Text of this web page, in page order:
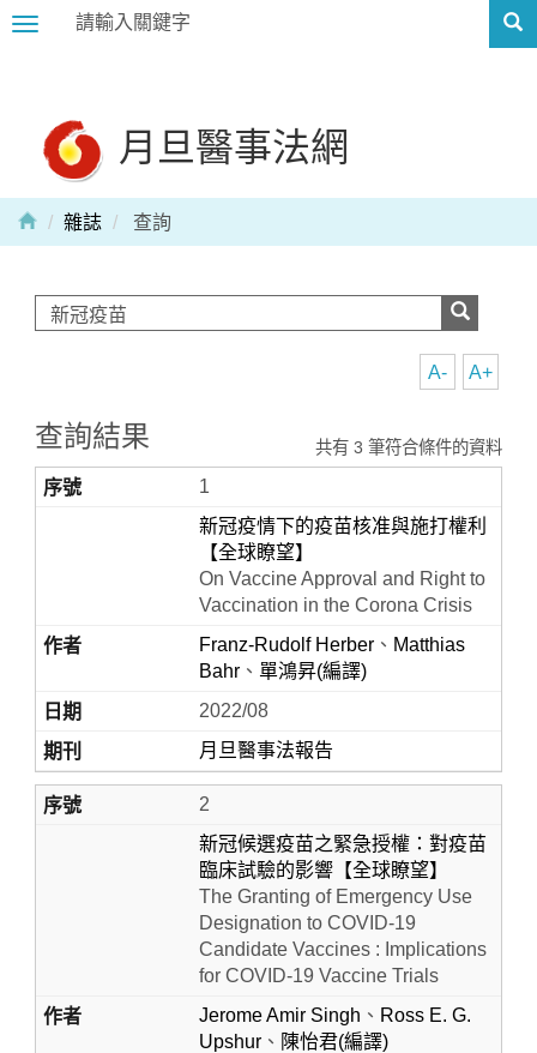
Toggle
月旦醫事法網
Home
雜誌 查詢
A+
A-
查詢結果 共有 3 筆符合條件的資料
1
新冠疫情下的疫苗核准與施打權利
【全球瞭望】
On Vaccine Approval and Right to
Vaccination in the Corona Crisis
Franz-Rudolf Herber、 Matthias
Bahr、 單鴻昇(編譯)
2022/08
月旦醫事法報告
2
新冠候選疫苗之緊急授權：對疫苗
臨床試驗的影響【全球瞭望】
The Granting of Emergency Use
Designation to COVID-19
Candidate Vaccines : Implications
for COVID-19 Vaccine Trials
Jerome Amir Singh 、 Ross E. G.
Upshur、 陳怡君(編譯)